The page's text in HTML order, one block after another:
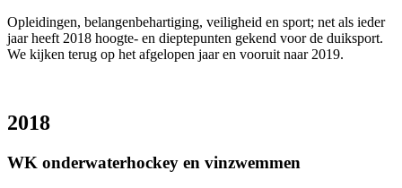
Opleidingen, belangenbehartiging, veiligheid en sport; net als ieder
jaar heeft 2018 hoogte- en dieptepunten gekend voor de duiksport.
We kijken terug op het afgelopen jaar en vooruit naar 2019.
2018
WK onderwaterhockey en vinzwemmen